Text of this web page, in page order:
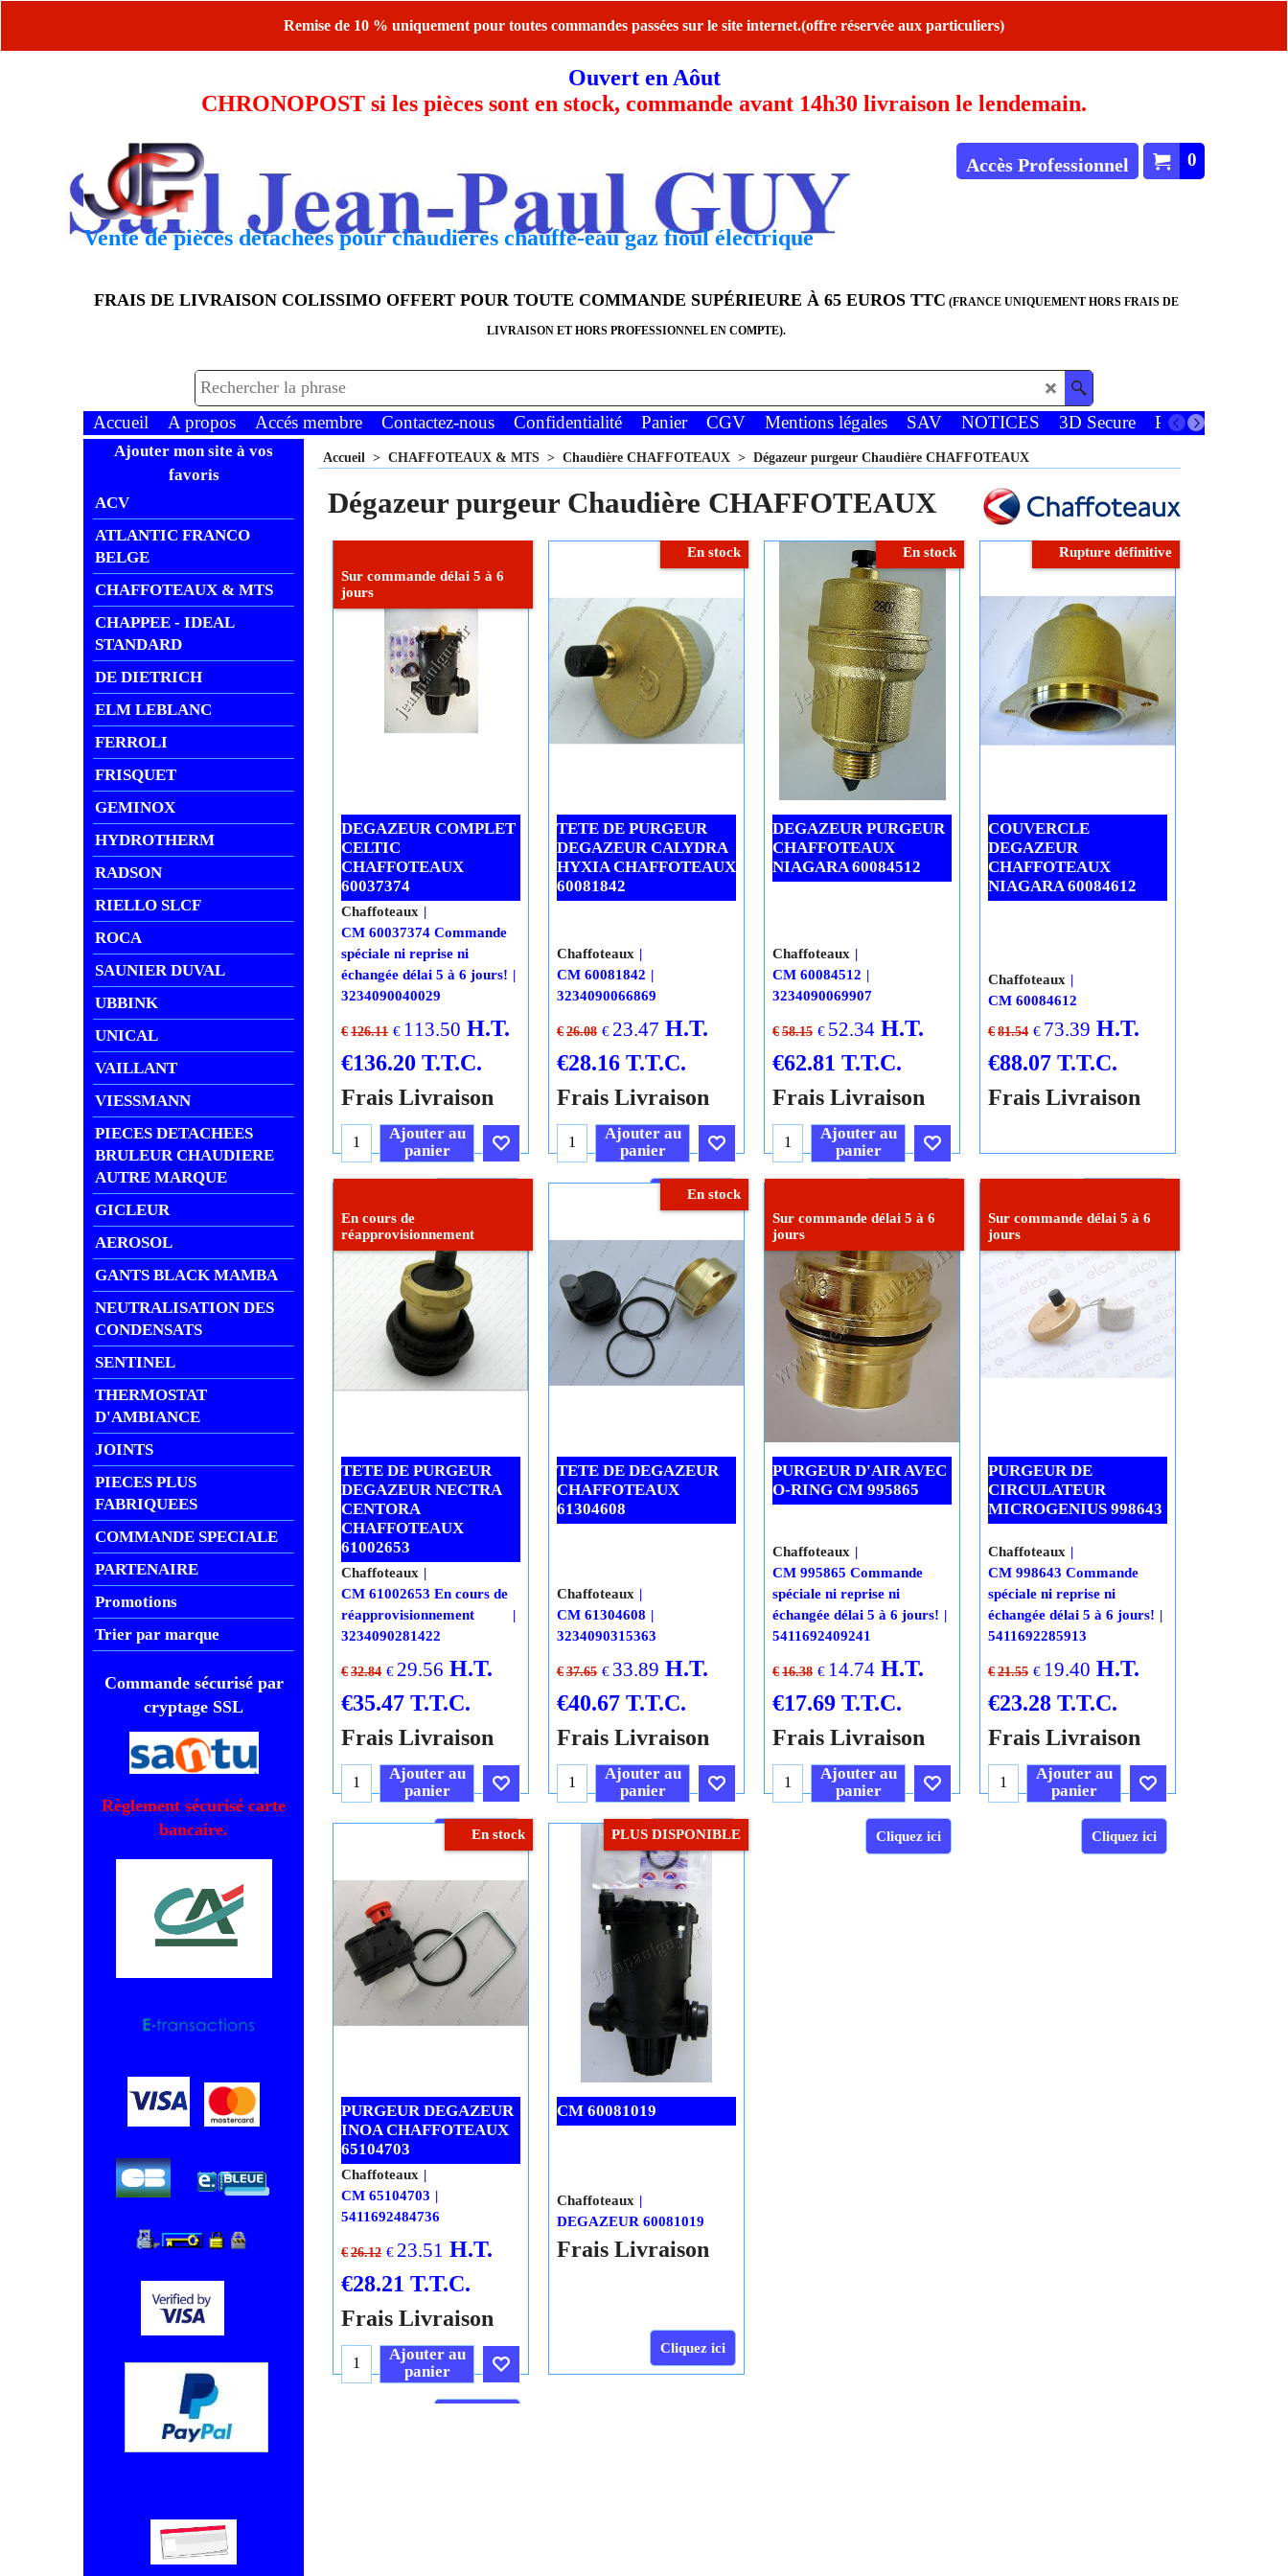
Remise de 10 % uniquement pour toutes commandes passées sur le site internet.(offre réservée aux particuliers)
Ouvert en Aôut
CHRONOPOST si les pièces sont en stock, commande avant 14h30 livraison le lendemain.
0
Accès Professionnel
Vente de pièces détachées pour chaudières chauffe-eau gaz fioul électrique
FRAIS DE LIVRAISON COLISSIMO OFFERT POUR TOUTE COMMANDE SUPÉRIEURE À 65 EUROS TTC (FRANCE UNIQUEMENT HORS FRAIS DE
LIVRAISON ET HORS PROFESSIONNEL EN COMPTE).
Accueil A propos Accés membre Contactez-nous Confidentialité Panier CGV Mentions légales SAV NOTICES 3D Secure Paiements
Ajouter mon site à vos
favoris
ACV
ATLANTIC FRANCO
BELGE
CHAFFOTEAUX & MTS
CHAPPEE - IDEAL
STANDARD
DE DIETRICH
ELM LEBLANC
FERROLI
FRISQUET
GEMINOX
HYDROTHERM
RADSON
RIELLO SLCF
ROCA
SAUNIER DUVAL
UBBINK
UNICAL
VAILLANT
VIESSMANN
PIECES DETACHEES
BRULEUR CHAUDIERE
AUTRE MARQUE
GICLEUR
AEROSOL
GANTS BLACK MAMBA
NEUTRALISATION DES
CONDENSATS
SENTINEL
THERMOSTAT
D'AMBIANCE
JOINTS
PIECES PLUS
FABRIQUEES
COMMANDE SPECIALE
PARTENAIRE
Promotions
Trier par marque
Commande sécurisé par
cryptage SSL
Règlement sécurisé carte
bancaire.
Accueil > CHAFFOTEAUX & MTS > Chaudière CHAFFOTEAUX > Dégazeur purgeur Chaudière CHAFFOTEAUX
Dégazeur purgeur Chaudière CHAFFOTEAUX
Sur commande délai 5 à 6
jours
DEGAZEUR COMPLET
CELTIC
CHAFFOTEAUX
60037374
€ 126.11 € 113.50 H.T.
€136.20 T.T.C.
Frais Livraison
Chaffoteaux
CM 60037374 Commande
spéciale ni reprise ni
échangée délai 5 à 6 jours!
3234090040029
Ajouter au
panier
En stock
TETE DE PURGEUR
DEGAZEUR CALYDRA
HYXIA CHAFFOTEAUX
60081842
€ 26.08 € 23.47 H.T.
€28.16 T.T.C.
Frais Livraison
Chaffoteaux
CM 60081842
3234090066869
Ajouter au
panier
Cliquez ici
En stock
DEGAZEUR PURGEUR
CHAFFOTEAUX
NIAGARA 60084512
€ 58.15 € 52.34 H.T.
€62.81 T.T.C.
Frais Livraison
Chaffoteaux
CM 60084512
3234090069907
Ajouter au
panier
Rupture définitive
COUVERCLE
DEGAZEUR
CHAFFOTEAUX
NIAGARA 60084612
€ 81.54 € 73.39 H.T.
€88.07 T.T.C.
Frais Livraison
Chaffoteaux
CM 60084612
En cours de
réapprovisionnement
TETE DE PURGEUR
DEGAZEUR NECTRA
CENTORA
CHAFFOTEAUX
61002653
€ 32.84 € 29.56 H.T.
€35.47 T.T.C.
Frais Livraison
Chaffoteaux
CM 61002653 En cours de
3234090281422
panier
Cliquez ici
En stock
€ 37.65 € 33.89 H.T.
€40.67 T.T.C.
Frais Livraison
Chaffoteaux
3234090315363
Ajouter au
panier
Cliquez ici
Sur commande délai 5 à 6
jours
O-RING CM 995865
€ 16.38 € 14.74 H.T.
€17.69 T.T.C.
Frais Livraison
Chaffoteaux
CM 995865 Commande
spéciale ni reprise ni
5411692409241
Ajouter au
panier
Sur commande délai 5 à 6
CIRCULATEUR
MICROGENIUS 998643
€ 21.55 € 19.40 H.T.
€23.28 T.T.C.
Frais Livraison
Chaffoteaux
CM 998643 Commande
spéciale ni reprise ni
5411692285913
Ajouter au
panier
En stock
PURGEUR DEGAZEUR
65104703
23.51 H.T.
Chaffoteaux
5411692484736
PLUS DISPONIBLE
CM 60081019